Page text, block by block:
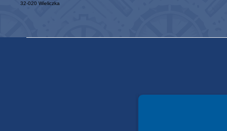
32-020 Wieliczka
Spełniamy standardy WCAG 2.2
Spełniamy standardy W3C